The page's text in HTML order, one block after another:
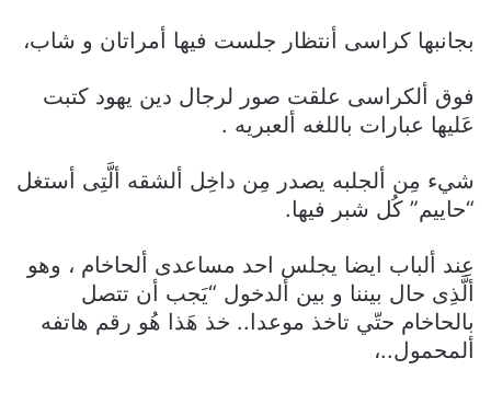
بجانبها كراسى أنتظار جلست فيها أمراتان و شاب،
فوق ألكراسى علقت صور لرجال دين يهود كتبت
عَليها عبارات باللغه ألعبريه .
شيء مِن ألجلبه يصدر مِن داخِل ألشقه ألَّتِى أستغل
“حاييم” كُل شبر فيها.
عِند ألباب ايضا يجلس احد مساعدى ألحاخام ، وهو
ألَّذِى حال بيننا و بين ألدخول “يَجب أن تتصل
بالحاخام حتّي تاخذ موعدا.. خذ هَذا هُو رقم هاتفه
ألمحمول..،